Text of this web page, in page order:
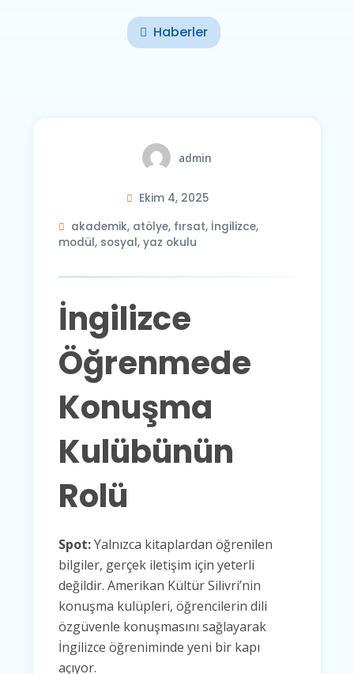
Haberler
admin
Ekim 4, 2025
akademik, atölye, fırsat, İngilizce,
modül, sosyal, yaz okulu
İngilizce
Öğrenmede
Konuşma
Kulübünün
Rolü
Spot:Yalnızca kitaplardan öğrenilen
bilgiler, gerçek iletişim için yeterli
değildir. Amerikan Kültür Silivri’nin
konuşma kulüpleri, öğrencilerin dili
özgüvenle konuşmasını sağlayarak
İngilizce öğreniminde yeni bir kapı
açıyor.